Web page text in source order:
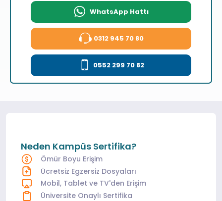
WhatsApp Hattı
0312 945 70 80
0552 299 70 82
Neden Kampüs Sertifika?
Ömür Boyu Erişim
Ücretsiz Egzersiz Dosyaları
Mobil, Tablet ve TV'den Erişim
Üniversite Onaylı Sertifika